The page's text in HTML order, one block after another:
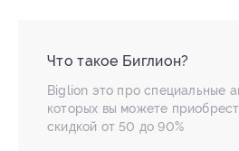
Что такое Биглион?
Biglion это про специальные
которых вы можете
скидкой от 50 до 90%